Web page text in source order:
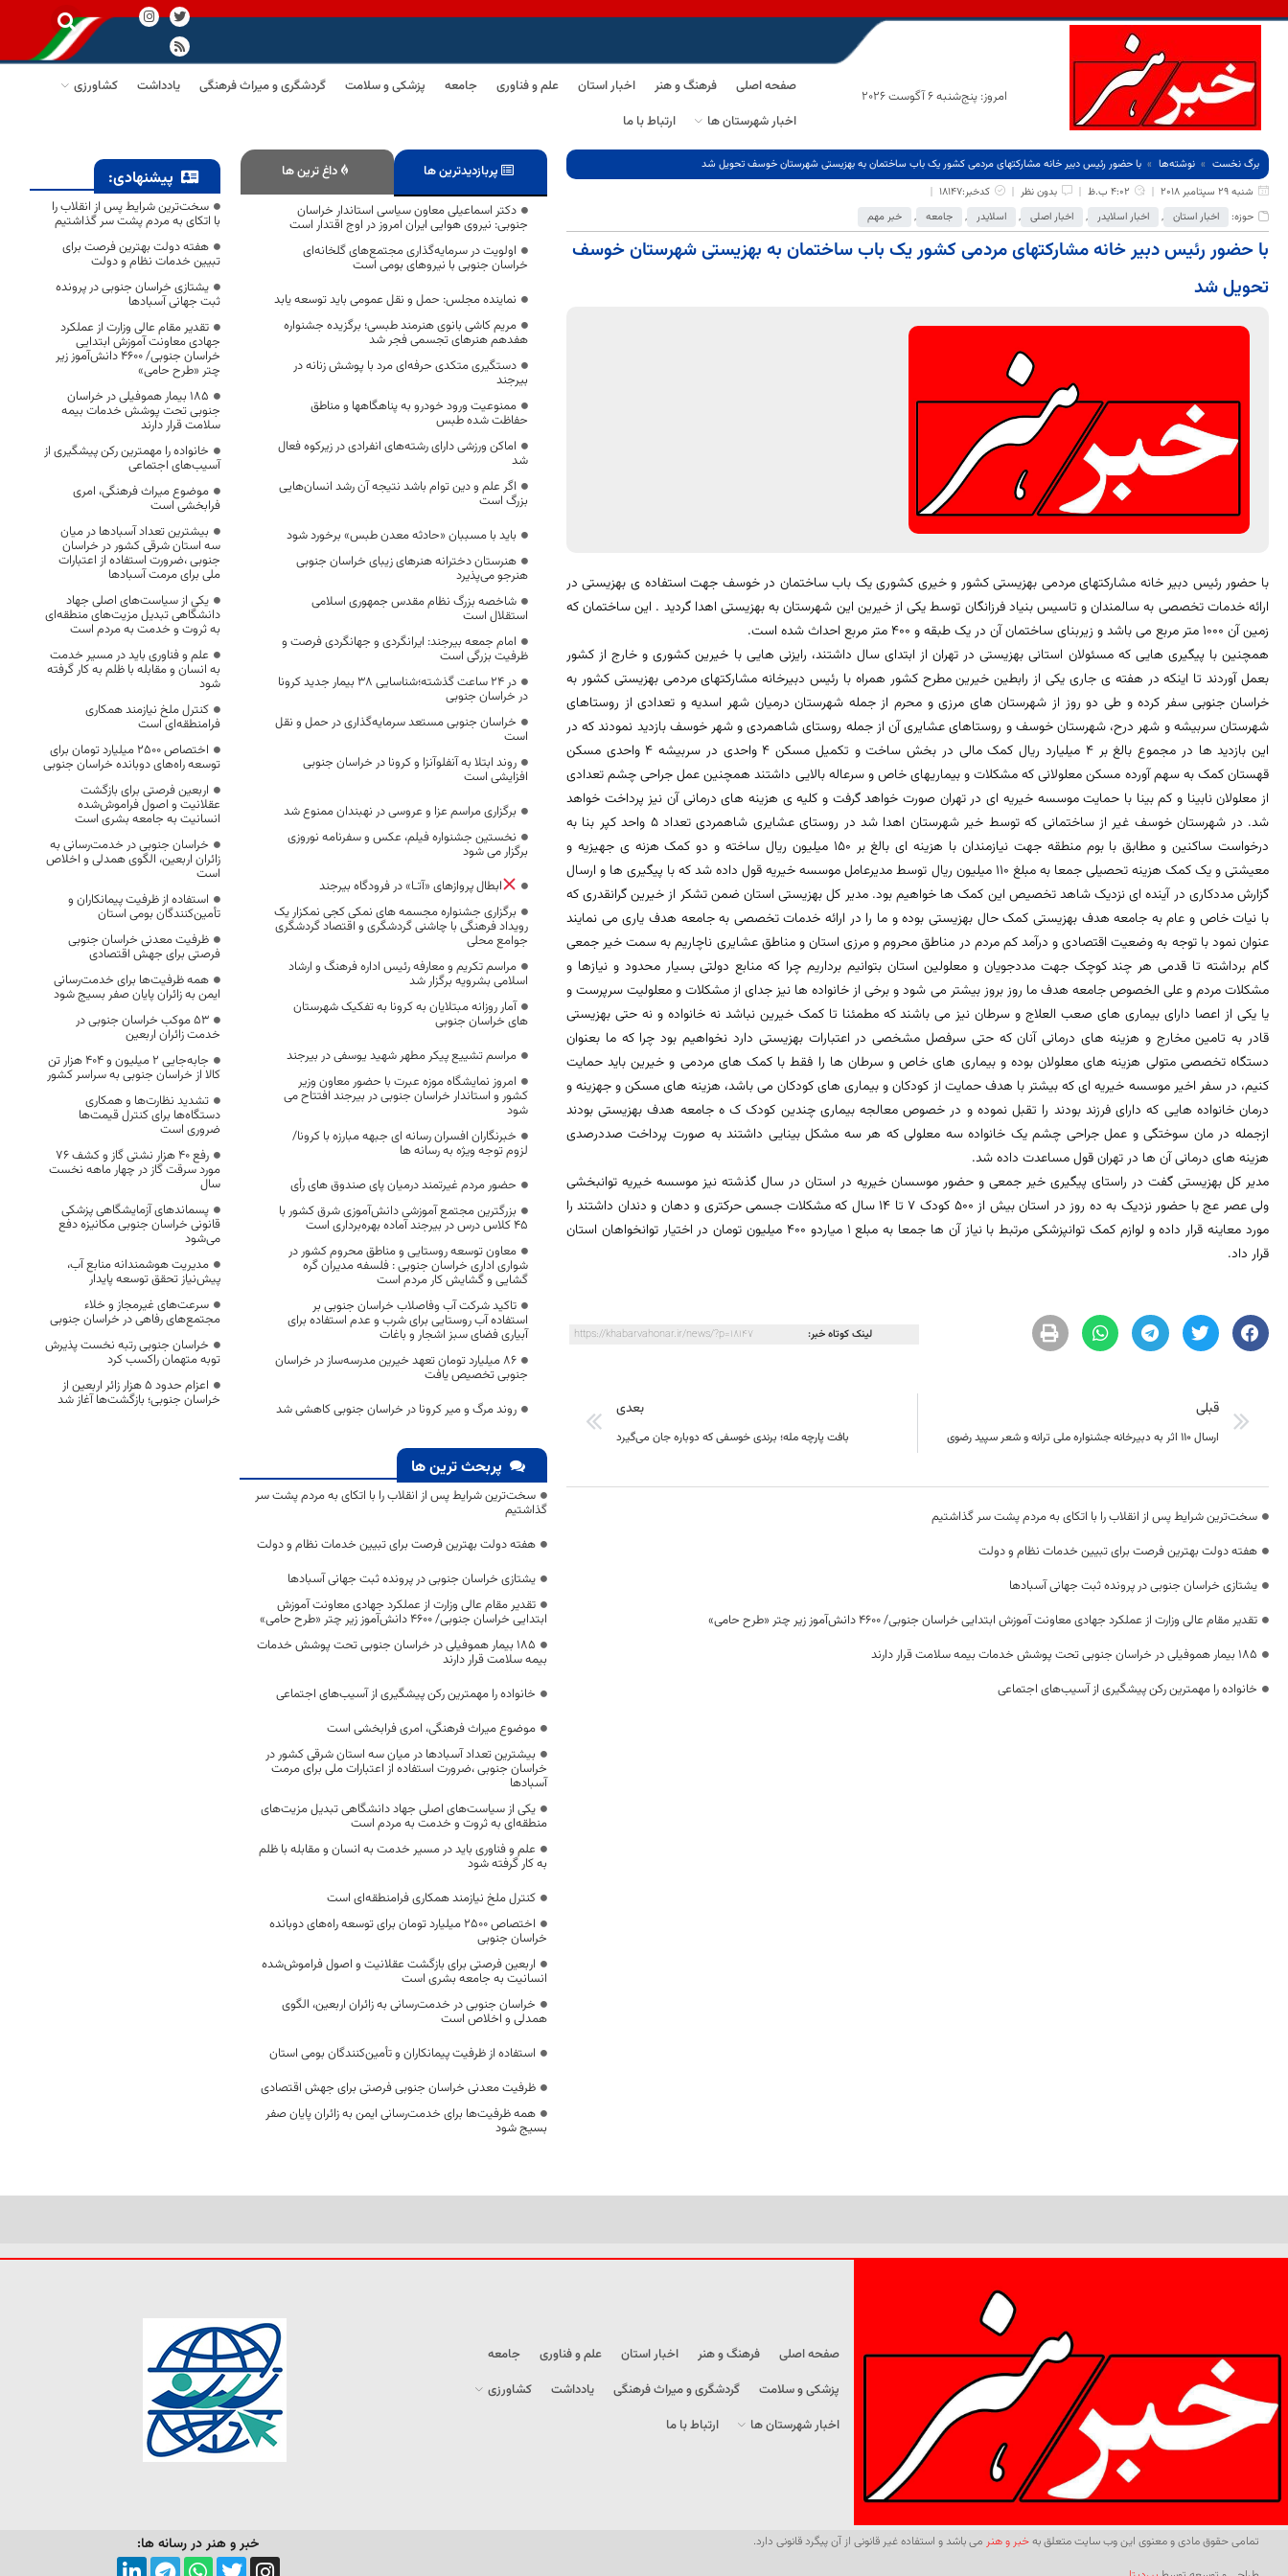
امروز: پنج‌شنبه 6 آگوست 2026
صفحه اصلی فرهنگ و هنر اخبار استان علم و فناوری جامعه پزشکی و سلامت گردشگری و میراث فرهنگی یادداشت
کشاورزی
اخبار شهرستان ها
ارتباط با ما
برگ نخست نوشته‌ها
با حضور رئیس دبیر خانه مشارکتهای مردمی کشور یک باب ساختمان به بهزیستی شهرستان خوسف تحویل شد
شنبه 29 سپتامبر 2018
4:02 ب.ظ بدون نظر
کدخبر:18147
حوزه:
اخبار استان , اخبار اسلایدر , اخبار اصلی , اسلایدر , جامعه , خبر مهم
با حضور رئیس دبیر خانه مشارکتهای مردمی کشور یک باب ساختمان به بهزیستی شهرستان خوسف
تحویل شد
با حضور رئیس دبیر خانه مشارکتهای مردمی بهزیستی کشور و خیری کشوری یک باب ساختمان در خوسف جهت استفاده ی بهزیستی در
ارائه خدمات تخصصی به سالمندان و تاسیس بنیاد فرزانگان توسط یکی از خیرین این شهرستان به بهزیستی اهدا گردید . این ساختمان که
زمین آن 1000 متر مربع می باشد و زیربنای ساختمان آن در یک طبقه و 400 متر مربع احداث شده است.
همچنین با پیگیری هایی که مسئولان استانی بهزیستی در تهران از ابتدای سال داشتند، رایزنی هایی با خیرین کشوری و خارج از کشور
بعمل آوردند تا اینکه در هفته ی جاری یکی از رابطین خیرین مطرح کشور همراه با رئیس دبیرخانه مشارکتهای مردمی بهزیستی کشور به
خراسان جنوبی سفر کرده و طی دو روز از شهرستان های مرزی و محرم از جمله شهرستان درمیان شهر اسدیه و تعدادی از روستاهای
شهرستان سربیشه و شهر درح، شهرستان خوسف و روستاهای عشایری آن از جمله روستای شاهمردی و شهر خوسف بازدید نمودند که در
این بازدید ها در مجموع بالغ بر 4 میلیارد ریال کمک مالی در بخش ساخت و تکمیل مسکن 4 واحدی در سربیشه 4 واحدی مسکن
قهستان کمک به سهم آورده مسکن معلولانی که مشکلات و بیماریهای خاص و سرعاله بالایی داشتند همچنین عمل جراحی چشم تعدادی
از معلولان نابینا و کم بینا با حمایت موسسه خیریه ای در تهران صورت خواهد گرفت و کلیه ی هزینه های درمانی آن نیز پرداخت خواهد
شد. در شهرستان خوسف غیر از ساختمانی که توسط خیر شهرستان اهدا شد در روستای عشایری شاهمردی تعداد 5 واحد کپر بنا به
درخواست ساکنین و مطابق با بوم منطقه جهت نیازمندان با هزینه ای بالغ بر 150 میلیون ریال ساخته و دو کمک هزنه ی جهیزیه و
معیشتی و یک کمک هزینه تحصیلی جمعا به مبلغ 110 میلیون ریال توسط مدیرعامل موسسه خیریه قول داده شد که با پیگیری ها و ارسال
گزارش مددکاری در آینده ای نزدیک شاهد تخصیص این کمک ها خواهیم بود. مدیر کل بهزیستی استان ضمن تشکر از خیرین گرانقدری که
با نیات خاص و عام به جامعه هدف بهزیستی کمک حال بهزیستی بوده و ما را در ارائه خدمات تخصصی به جامعه هدف یاری می نمایند
عنوان نمود با توجه به وضعیت اقتصادی و درآمد کم مردم در مناطق محروم و مرزی استان و مناطق عشایری ناچاریم به سمت خیر جمعی
گام برداشته تا قدمی هر چند کوچک جهت مددجویان و معلولین استان بتوانیم برداریم چرا که منابع دولتی بسیار محدود و نیازها و
مشکلات مردم و علی الخصوص جامعه هدف ما روز بروز بیشتر می شود و برخی از خانواده ها نیز جدای از مشکلات و معلولیت سرپرست و
یا یکی از اعصا دارای بیماری های صعب العلاج و سرطان نیز می باشند که مطمئنا تا کمک خیرین نباشد نه خانواده و نه حتی بهزیستی
قادر به تامین مخارج و هزینه های درمانی آنان که حتی سرفصل مشخصی در اعتبارات بهزیستی دارد نخواهیم بود چرا که ما بعنوان
دستگاه تخصصی متولی هزینه های معلولان بوده و بیماری های خاص و سرطان ها را فقط با کمک های مردمی و خیرین باید حمایت
کنیم، در سفر اخیر موسسه خیریه ای که بیشتر با هدف حمایت از کودکان و بیماری های کودکان می باشد، هزینه های مسکن و جهزینه و
درمان خانواده هایی که دارای فرزند بودند را تقبل نموده و در خصوص معالجه بیماری چندین کودک ک ه جامعه هدف بهزیستی بودند
ازجمله در مان سوختگی و عمل جراحی چشم یک خانواده سه معلولی که هر سه مشکل بینایی داشتند به صورت پرداخت صددرصدی
هزینه های درمانی آن ها در تهران قول مساعدت داده شد.
مدیر کل بهزیستی گفت در راستای پیگیری خیر جمعی و حضور موسسان خیریه در استان در سال گذشته نیز موسسه خیریه توانبخشی
ولی عصر عج با حضور نزدیک به ده روز در استان بیش از 500 کودک 7 تا 14 سال که مشکلات جسمی حرکتری و دهان و دندان داشتند را
مورد معاینه قرار داده و لوازم کمک توانپزشکی مرتبط با نیاز آن ها جمعا به مبلع 1 میاردو 400 میلیون تومان در اختیار توانخواهان استان
قرار داد.
لینک کوتاه خبر: https://khabarvahonar.ir/news/?p=18147
قبلی
ارسال ۱۱۰ اثر به دبیرخانه جشنواره ملی ترانه و شعر سپید رضوی
بعدی
بافت پارچه مله؛ برندی خوسفی که دوباره جان می‌گیرد
سخت‌ترین شرایط پس از انقلاب را با اتکای به مردم پشت سر گذاشتیم
هفته دولت بهترین فرصت برای تبیین خدمات نظام و دولت
یشتازی خراسان جنوبی در پرونده ثبت جهانی آسبادها
تقدیر مقام عالی وزارت از عملکرد جهادی معاونت آموزش ابتدایی خراسان جنوبی/ ۴۶۰۰ دانش‌آموز زیر چتر «طرح حامی»
۱۸۵ بیمار هموفیلی در خراسان جنوبی تحت پوشش خدمات بیمه سلامت قرار دارند
خانواده را مهمترین رکن پیشگیری از آسیب‌های اجتماعی
پربازدیدترین ها داغ ترین ها
دکتر اسماعیلی معاون سیاسی استاندار خراسان
جنوبی: نیروی هوایی ایران امروز در اوج اقتدار است
اولویت در سرمایه‌گذاری مجتمع‌های گلخانه‌ای
خراسان جنوبی با نیروهای بومی است
نماینده مجلس: حمل و نقل عمومی باید توسعه یابد
مریم کاشی بانوی هنرمند طبسی؛ برگزیده جشنواره
هفدهم هنرهای تجسمی فجر شد
دستگیری متکدی حرفه‌ای مرد با پوشش زنانه در
بیرجند
ممنوعیت ورود خودرو به پناهگاهها و مناطق
حفاظت شده طبس
اماکن ورزشی دارای رشته‌های انفرادی در زیرکوه فعال
شد
اگر علم و دین توام باشد نتیجه آن رشد انسان‌هایی
بزرگ است
باید با مسببان «حادثه معدن طبس» برخورد شود
هنرستان دخترانه هنر‌های زیبای خراسان جنوبی
هنرجو می‌پذیرد
شاخصه بزرگ نظام مقدس جمهوری اسلامی
استقلال است
امام جمعه بیرجند: ایرانگردی و جهانگردی فرصت و
ظرفیت بزرگی است
در 24 ساعت گذشته؛شناسایی 38 بیمار جدید کرونا
در خراسان جنوبی
خراسان‌ جنوبی مستعد سرمایه‌گذاری در حمل و نقل
است
روند ابتلا به آنفلوآنزا و کرونا در خراسان جنوبی
افزایشی است
برگزاری مراسم عزا و عروسی در نهبندان ممنوع شد
نخستین جشنواره فیلم، عکس و سفرنامه نوروزی
برگزار می شود
ابطال پروازهای «آتـا» در فرودگاه بیرجند
برگزاری جشنواره مجسمه های نمکی کجی نمکزار یک
رویداد فرهنگی با چاشنی گردشگری و اقتصاد گردشگری
جوامع محلی
مراسم تکریم و معارفه رئیس اداره فرهنگ و ارشاد
اسلامی بشرویه برگزار شد
آمار روزانه مبتلایان به کرونا به تفکیک شهرستان
های خراسان جنوبی
مراسم تشییع پیکر مطهر شهید یوسفی در بیرجند
امروز نمایشگاه موزه عبرت با حضور معاون وزیر
کشور و استاندار خراسان جنوبی در بیرجند افتتاح می
شود
خبرنگاران افسران رسانه ای جبهه مبارزه با کرونا/
لزوم توجه ویژه به رسانه ها
حضور مردم غیرتمند درمیان پای صندوق های رأی
بزرگترین مجتمع آموزشی دانش‌آموزی شرق کشور با
45 کلاس درس در بیرجند آماده بهره‌برداری است
معاون توسعه روستایی و مناطق محروم کشور در
شواری اداری خراسان جنوبی : فلسفه مدیران گره
گشایی و گشايش کار مردم است
تاکید شرکت آب وفاصلاب خراسان جنوبی بر
استفاده آب روستایی برای شرب و عدم استفاده برای
آبیاری فضای سبز اشجار و باغات
۸۶ میلیارد تومان تعهد خیرین مدرسه‌ساز در خراسان
جنوبی تخصیص یافت
روند مرگ و میر کرونا در خراسان جنوبی کاهشی شد
پربحث ترین ها
سخت‌ترین شرایط پس از انقلاب را با اتکای به مردم پشت سر
گذاشتیم
هفته دولت بهترین فرصت برای تبیین خدمات نظام و دولت
یشتازی خراسان جنوبی در پرونده ثبت جهانی آسبادها
تقدیر مقام عالی وزارت از عملکرد جهادی معاونت آموزش
ابتدایی خراسان جنوبی/ ۴۶۰۰ دانش‌آموز زیر چتر «طرح حامی»
۱۸۵ بیمار هموفیلی در خراسان جنوبی تحت پوشش خدمات
بیمه سلامت قرار دارند
خانواده را مهمترین رکن پیشگیری از آسیب‌های اجتماعی
موضوع میراث فرهنگی، امری فرابخشی است
بیشترین تعداد آسبادها در میان سه استان شرقی کشور در
خراسان جنوبی ،ضرورت استفاده از اعتبارات ملی برای مرمت
آسبادها
یکی از سیاست‌های اصلی جهاد دانشگاهی تبدیل مزیت‌های
منطقه‌ای به ثروت و خدمت به مردم است
علم و فناوری باید در مسیر خدمت به انسان و مقابله با ظلم
به کار گرفته شود
کنترل ملخ نیازمند همکاری فرامنطقه‌ای است
اختصاص 2500 میلیارد تومان برای توسعه راه‌های دوبانده
خراسان جنوبی
اربعین فرصتی برای بازگشت عقلانیت و اصول فراموش‌شده
انسانیت به جامعه بشری است
خراسان جنوبی در خدمت‌رسانی به زائران اربعین، الگوی
همدلی و اخلاص است
استفاده از ظرفیت پیمانکاران و تأمین‌کنندگان بومی استان
ظرفیت معدنی خراسان جنوبی فرصتی برای جهش اقتصادی
همه ظرفیت‌ها برای خدمت‌رسانی ایمن به زائران پایان صفر
بسیج شود
پیشنهادی:
سخت‌ترین شرایط پس از انقلاب را
با اتکای به مردم پشت سر گذاشتیم
هفته دولت بهترین فرصت برای
تبیین خدمات نظام و دولت
یشتازی خراسان جنوبی در پرونده
ثبت جهانی آسبادها
تقدیر مقام عالی وزارت از عملکرد
جهادی معاونت آموزش ابتدایی
خراسان جنوبی/ ۴۶۰۰ دانش‌آموز زیر
چتر «طرح حامی»
۱۸۵ بیمار هموفیلی در خراسان
جنوبی تحت پوشش خدمات بیمه
سلامت قرار دارند
خانواده را مهمترین رکن پیشگیری از
آسیب‌های اجتماعی
موضوع میراث فرهنگی، امری
فرابخشی است
بیشترین تعداد آسبادها در میان
سه استان شرقی کشور در خراسان
جنوبی ،ضرورت استفاده از اعتبارات
ملی برای مرمت آسبادها
یکی از سیاست‌های اصلی جهاد
دانشگاهی تبدیل مزیت‌های منطقه‌ای
به ثروت و خدمت به مردم است
علم و فناوری باید در مسیر خدمت
به انسان و مقابله با ظلم به کار گرفته
شود
کنترل ملخ نیازمند همکاری
فرامنطقه‌ای است
اختصاص 2500 میلیارد تومان برای
توسعه راه‌های دوبانده خراسان جنوبی
اربعین فرصتی برای بازگشت
عقلانیت و اصول فراموش‌شده
انسانیت به جامعه بشری است
خراسان جنوبی در خدمت‌رسانی به
زائران اربعین، الگوی همدلی و اخلاص
است
استفاده از ظرفیت پیمانکاران و
تأمین‌کنندگان بومی استان
ظرفیت معدنی خراسان جنوبی
فرصتی برای جهش اقتصادی
همه ظرفیت‌ها برای خدمت‌رسانی
ایمن به زائران پایان صفر بسیج شود
53 موکب خراسان جنوبی در
خدمت زائران اربعین
جابه‌جایی 2 میلیون و 404 هزار تن
کالا از خراسان جنوبی به سراسر کشور
تشدید نظارت‌ها و همکاری
دستگاه‌ها برای کنترل قیمت‌ها
ضروری است
رفع 40 هزار نشتی گاز و کشف 76
مورد سرقت گاز در چهار ماهه نخست
سال
پسماندهای آزمایشگاهی پزشکی
قانونی خراسان جنوبی مکانیزه دفع
می‌شود
مدیریت هوشمندانه منابع آب،
پیش‌نیاز تحقق توسعه پایدار
سرعت‌های غیرمجاز و خلاء
مجتمع‌های رفاهی در خراسان جنوبی
خراسان جنوبی رتبه نخست پذیرش
توبه متهمان راکسب کرد
اعزام حدود 5 هزار زائر اربعین از
خراسان جنوبی؛ بازگشت‌ها آغاز شد
صفحه اصلی فرهنگ و هنر اخبار استان علم و فناوری
جامعه
پزشکی و سلامت
گردشگری و میراث فرهنگی یادداشت
کشاورزی
اخبار شهرستان ها
ارتباط با ما
تمامی حقوق مادی و معنوی این وب سایت متعلق بهخبر و هنر می باشد و استفاده غیر قانونی از آن پیگرد قانونی دارد.
خبر و هنر در رسانه ها: